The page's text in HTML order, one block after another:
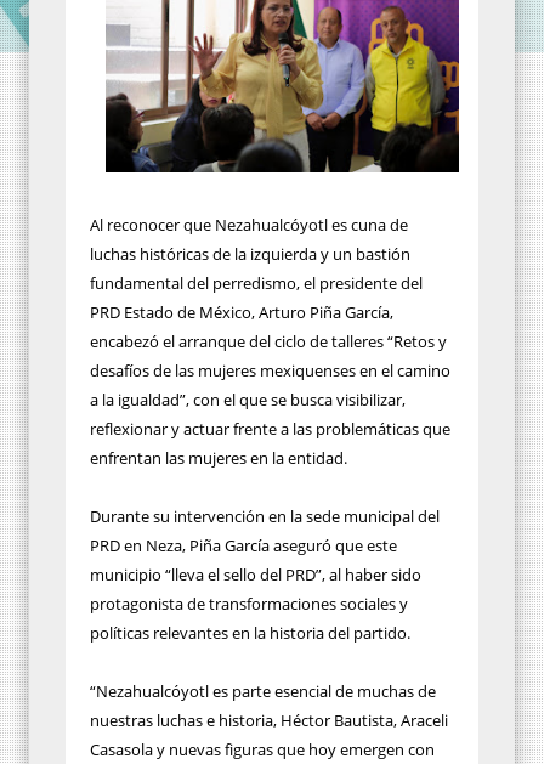
Al reconocer que Nezahualcóyotl es cuna de
luchas históricas de la izquierda y un bastión
fundamental del perredismo, el presidente del
PRD Estado de México, Arturo Piña García,
encabezó el arranque del ciclo de talleres “Retos y
desafíos de las mujeres mexiquenses en el camino
a la igualdad”, con el que se busca visibilizar,
reflexionar y actuar frente a las problemáticas que
enfrentan las mujeres en la entidad.
Durante su intervención en la sede municipal del
PRD en Neza, Piña García aseguró que este
municipio “lleva el sello del PRD”, al haber sido
protagonista de transformaciones sociales y
políticas relevantes en la historia del partido.
“Nezahualcóyotl es parte esencial de muchas de
nuestras luchas e historia, Héctor Bautista, Araceli
Casasola y nuevas figuras que hoy emergen con